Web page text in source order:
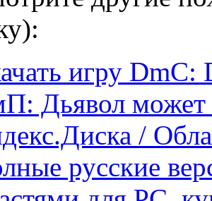
игру
Дьявол может
/
русские